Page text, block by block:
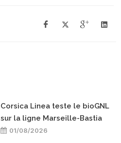
Corsica Linea teste le bioGNL
sur la ligne Marseille-Bastia
01/08/2026